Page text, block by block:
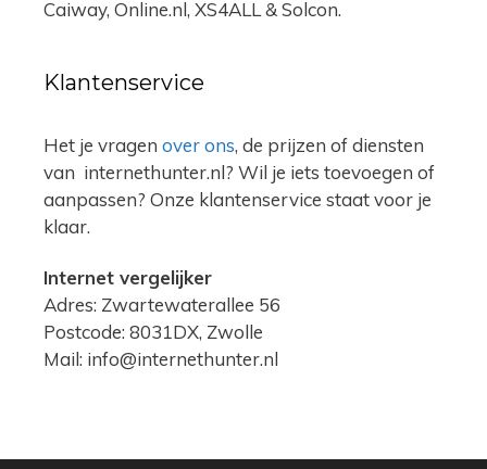
Caiway, Online.nl, XS4ALL & Solcon.
Klantenservice
Het je vragen over ons, de prijzen of diensten
van internethunter.nl? Wil je iets toevoegen of
aanpassen? Onze klantenservice staat voor je
klaar.
Internet vergelijker
Adres: Zwartewaterallee 56
Postcode: 8031DX, Zwolle
Mail: info@internethunter.nl